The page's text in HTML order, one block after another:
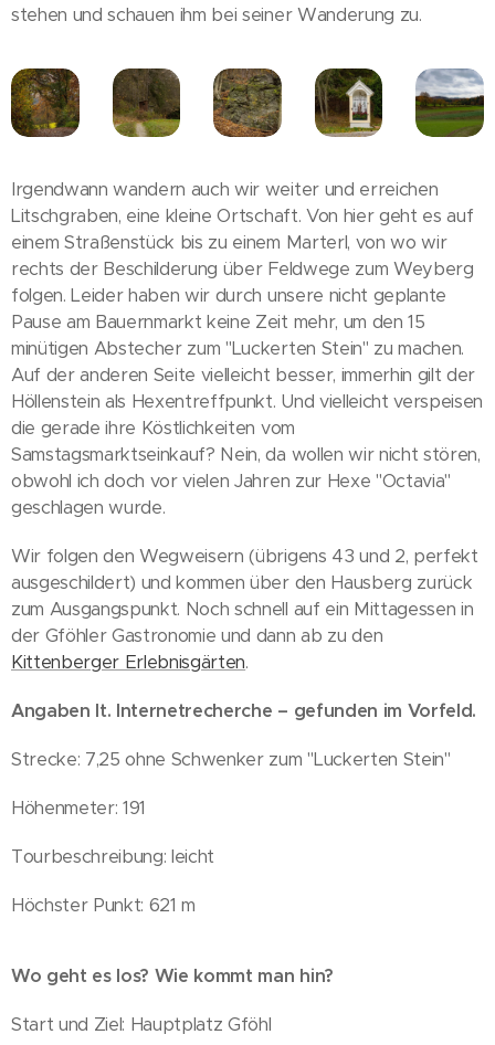
stehen und schauen ihm bei seiner Wanderung zu.
Irgendwann wandern auch wir weiter und erreichen
Litschgraben, eine kleine Ortschaft. Von hier geht es auf
einem Straßenstück bis zu einem Marterl, von wo wir
rechts der Beschilderung über Feldwege zum Weyberg
folgen. Leider haben wir durch unsere nicht geplante
Pause am Bauernmarkt keine Zeit mehr, um den 15
minütigen Abstecher zum "Luckerten Stein" zu machen.
Auf der anderen Seite vielleicht besser, immerhin gilt der
Höllenstein als Hexentreffpunkt. Und vielleicht verspeisen
die gerade ihre Köstlichkeiten vom
Samstagsmarktseinkauf? Nein, da wollen wir nicht stören,
obwohl ich doch vor vielen Jahren zur Hexe "Octavia"
geschlagen wurde.
Wir folgen den Wegweisern (übrigens 43 und 2, perfekt
ausgeschildert) und kommen über den Hausberg zurück
zum Ausgangspunkt. Noch schnell auf ein Mittagessen in
der Gföhler Gastronomie und dann ab zu den
Kittenberger Erlebnisgärten.
Angaben lt. Internetrecherche – gefunden im Vorfeld.
Strecke: 7,25 ohne Schwenker zum "Luckerten Stein"
Höhenmeter: 191
Tourbeschreibung: leicht
Höchster Punkt: 621 m
Wo geht es los? Wie kommt man hin?
Start und Ziel: Hauptplatz Gföhl